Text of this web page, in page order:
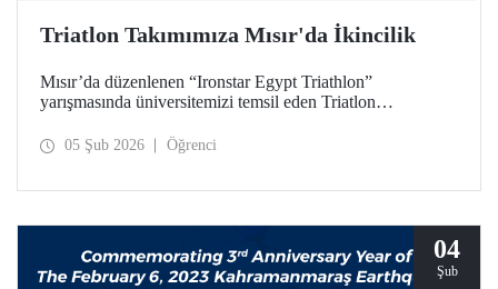
Triatlon Takımımıza Mısır'da İkincilik
Mısır’da düzenlenen “Ironstar Egypt Triathlon”
yarışmasında üniversitemizi temsil eden Triatlon
de erkeklerde ikincilik elde etti.
05 Şub 2026 Öğrenci
04
Şub